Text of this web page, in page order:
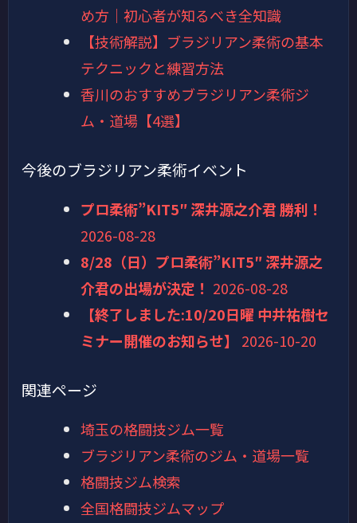
め方｜初心者が知るべき全知識
【技術解説】ブラジリアン柔術の基本
テクニックと練習方法
香川のおすすめブラジリアン柔術ジ
ム・道場【4選】
今後のブラジリアン柔術イベント
プロ柔術”KIT5″ 深井源之介君 勝利！
2026-08-28
8/28（日）プロ柔術”KIT5″ 深井源之
介君の出場が決定！ 2026-08-28
【終了しました:10/20日曜 中井祐樹セ
ミナー開催のお知らせ】
2026-10-20
関連ページ
埼玉の格闘技ジム一覧
ブラジリアン柔術のジム・道場一覧
格闘技ジム検索
全国格闘技ジムマップ